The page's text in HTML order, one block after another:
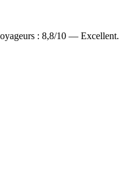
: 8,8/10 — Excellent.